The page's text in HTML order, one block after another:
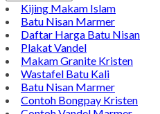
Kijing Makam Islam
Batu Nisan Marmer
Daftar Harga Batu Nisan
Plakat Vandel
Makam Granite Kristen
Wastafel Batu Kali
Batu Nisan Marmer
Contoh Bongpay Kristen